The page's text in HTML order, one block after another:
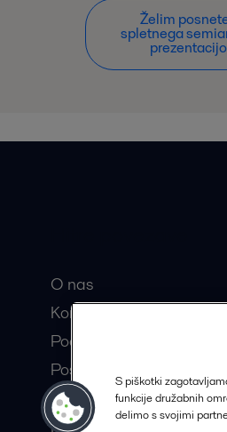
Želim
spletnega
prezentacijo
O nas
Kontakt
Pooblaščeni partnerji
Postanite partner Alfa
Trajnostne rešitve
Kariera
S piškotki
funkcije družabnih
delimo s svojimi